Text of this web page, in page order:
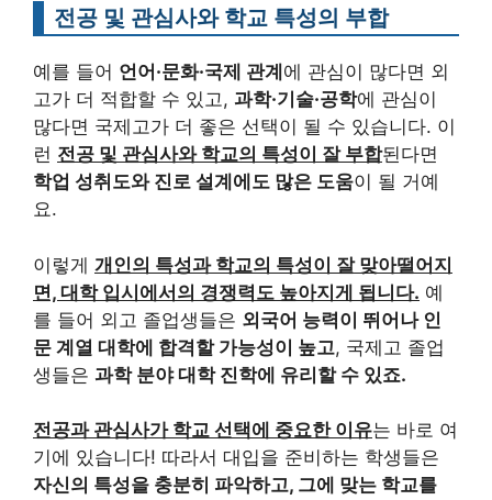
전공 및 관심사와 학교 특성의 부합
예를 들어 언어·문화·국제 관계 에 관심이 많다면 외
고가 더 적합할 수 있고, 과학·기술·공학에 관심이
많다면 국제고가 더 좋은 선택이 될 수 있습니다. 이
런 전공 및 관심사와 학교의 특성이 잘 부합된다면
학업 성취도와 진로 설계에도 많은 도움이 될 거예
요.
이렇게 개인의 특성과 학교의 특성이 잘 맞아떨어지
면, 대학 입시에서의 경쟁력도 높아지게 됩니다. 예
를 들어 외고 졸업생들은 외국어 능력이 뛰어나 인
문 계열 대학에 합격할 가능성이 높고, 국제고 졸업
생들은 과학 분야 대학 진학에 유리할 수 있죠.
전공과 관심사가 학교 선택에 중요한 이유는 바로 여
기에 있습니다! 따라서 대입을 준비하는 학생들은
자신의 특성을 충분히 파악하고, 그에 맞는 학교를